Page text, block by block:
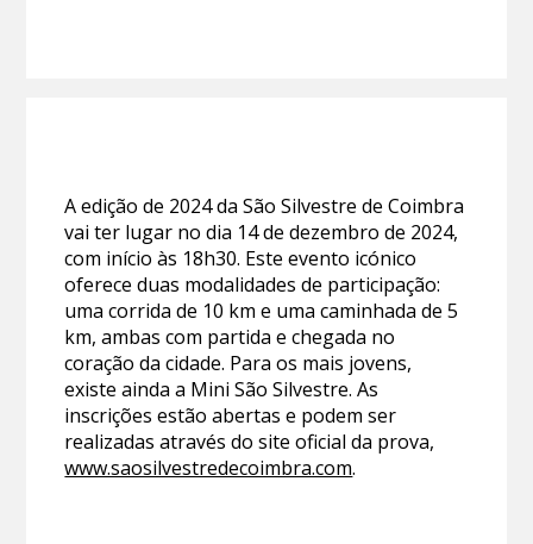
A edição de 2024 da São Silvestre de Coimbra
vai ter lugar no dia 14 de dezembro de 2024,
com início às 18h30. Este evento icónico
oferece duas modalidades de participação:
uma corrida de 10 km e uma caminhada de 5
km, ambas com partida e chegada no
coração da cidade. Para os mais jovens,
existe ainda a Mini São Silvestre. As
inscrições estão abertas e podem ser
realizadas através do site oficial da prova,
www.saosilvestredecoimbra.com.